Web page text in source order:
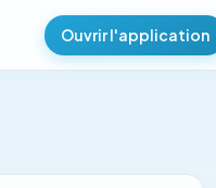
Ouvrir l'application